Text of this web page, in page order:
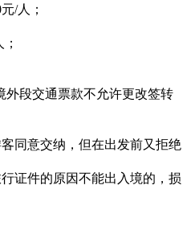
/人；
外段交通票款不允许更改签转
同意交纳，但在出发前又拒绝
证件的原因不能出入境的，损